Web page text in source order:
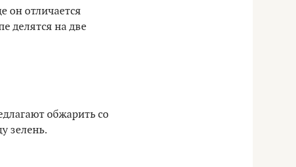
он отличается
делятся на две
обжарить со
зелень.